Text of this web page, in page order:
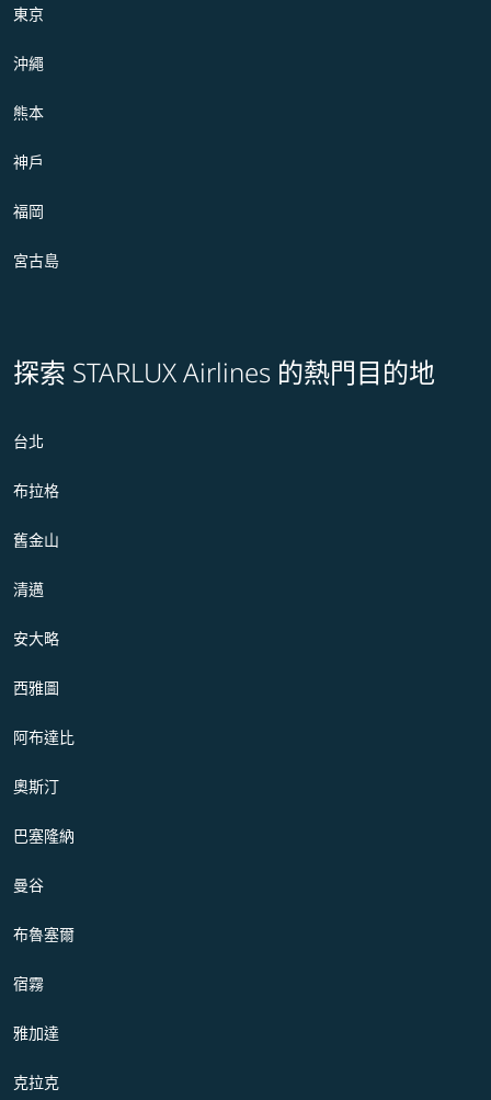
東京
沖繩
熊本
神戶
福岡
宮古島
探索 STARLUX Airlines 的熱門目的地
台北
布拉格
舊金山
清邁
安大略
西雅圖
阿布達比
奧斯汀
巴塞隆納
曼谷
布魯塞爾
宿霧
雅加達
克拉克